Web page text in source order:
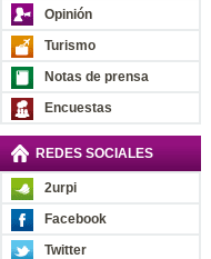
Opinión
Turismo
Notas de prensa
Encuestas
REDES SOCIALES
2urpi
Facebook
Twitter